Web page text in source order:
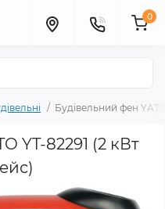
0
Будівельний фен
YT-82291 (2 кВт